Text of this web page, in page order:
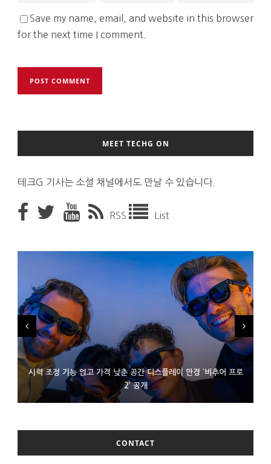
Save my name, email, and website in this browser
for the next time I comment.
MEET TECHG ON
테크G 기사는 소셜 채널에서도 만날 수 있습니다.
RSS List
시력 조정 기능 얹고 가격 낮춘 공간 디스플레이 안경 ‘비추어 프로
2’ 공개
D램 부족에 10억달러어치 아이폰18 프로세서 패키징 대기 중
300~400달러 반지형 스피커 준비하는 오픈AI
CONTACT